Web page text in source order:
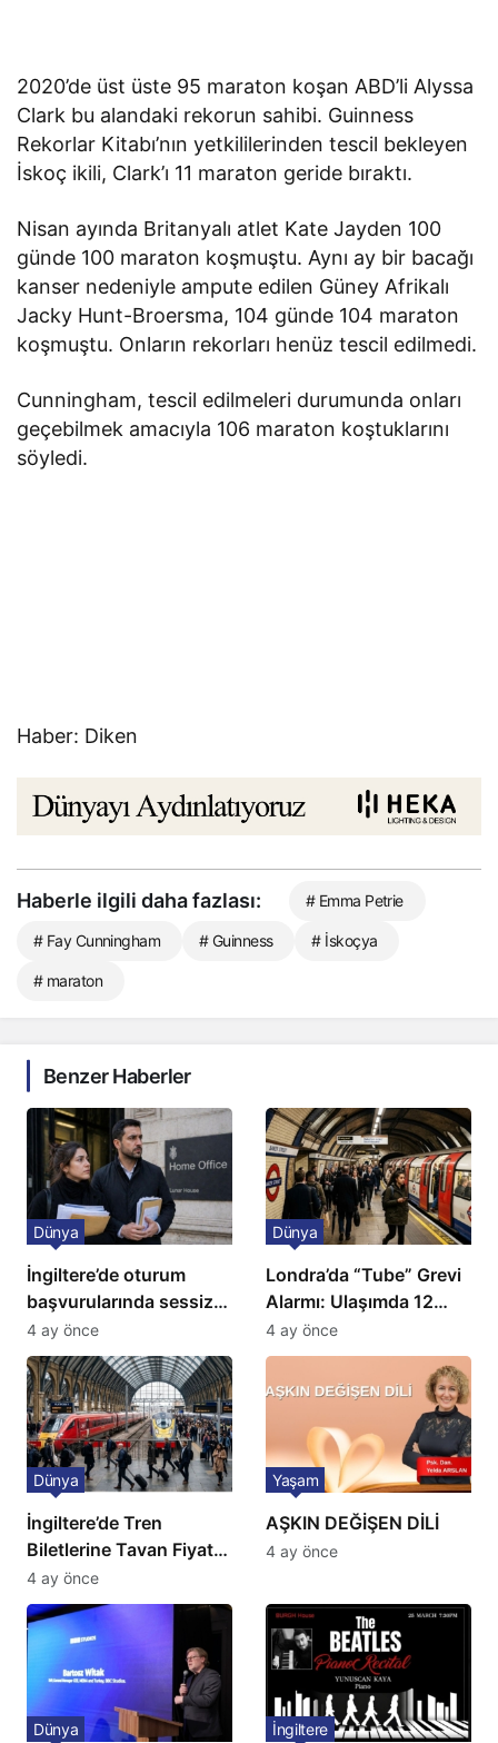
2020’de üst üste 95 maraton koşan ABD’li Alyssa
Clark bu alandaki rekorun sahibi. Guinness
Rekorlar Kitabı’nın yetkililerinden tescil bekleyen
İskoç ikili, Clark’ı 11 maraton geride bıraktı.
Nisan ayında Britanyalı atlet Kate Jayden 100
günde 100 maraton koşmuştu. Aynı ay bir bacağı
kanser nedeniyle ampute edilen Güney Afrikalı
Jacky Hunt-Broersma, 104 günde 104 maraton
koşmuştu. Onların rekorları henüz tescil edilmedi.
Cunningham, tescil edilmeleri durumunda onları
geçebilmek amacıyla 106 maraton koştuklarını
söyledi.
Haber: Diken
Haberle ilgili daha fazlası: # Emma Petrie
# Fay Cunningham # Guinness # İskoçya
# maraton
Benzer Haberler
İngiltere’de oturum
başvurularında sessiz
kriz: Büyükelçilikten
açıklama!
Dünya
4 ay önce
Londra’da “Tube” Grevi
Alarmı: Ulaşımda 12
Günlük Kaos Kapıda
Dünya
4 ay önce
İngiltere’de Tren
Biletlerine Tavan Fiyat:
Ulaşımda Yeni
Düzenleme
Dünya
4 ay önce
AŞKIN DEĞİŞEN DİLİ
Yaşam
4 ay önce
Dünya İngiltere